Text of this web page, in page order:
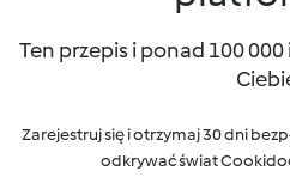
Ten przepis i ponad 100
Zarejestruj się i otrzymaj 30 dni
odkrywać świat